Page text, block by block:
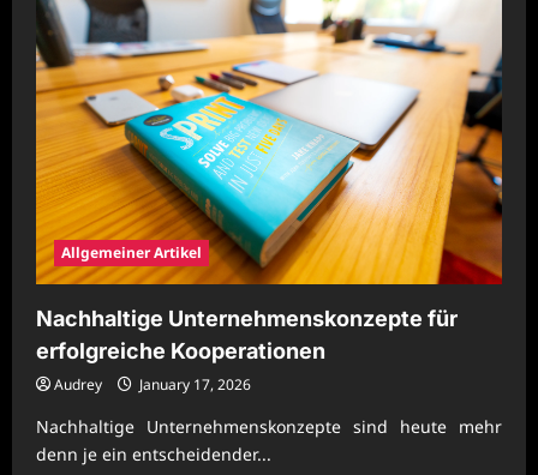
mit
Organisationsstruktur
Allgemeiner Artikel
Nachhaltige Unternehmenskonzepte für
erfolgreiche Kooperationen
Audrey January 17, 2026
Nachhaltige Unternehmenskonzepte sind heute mehr
denn je ein entscheidender...